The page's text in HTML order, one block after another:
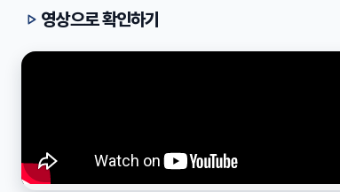
영상으로 확인하기